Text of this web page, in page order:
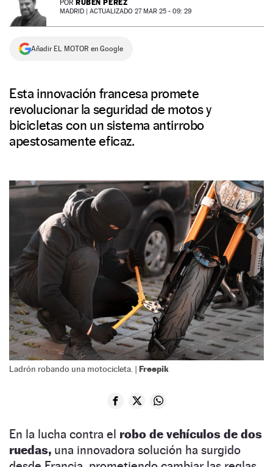
NEWSLETTER
SÍGUENOS
POR RUBÉN PÉREZ
MADRID | ACTUALIZADO 27 MAR 25 - 09: 29
Añadir EL MOTOR en Google
Esta innovación francesa promete
revolucionar la seguridad de motos y
bicicletas con un sistema antirrobo
apestosamente eficaz.
Ladrón robando una motocicleta. | Freepik
En la lucha contra el robo de vehículos de dos
ruedas, una innovadora solución ha surgido